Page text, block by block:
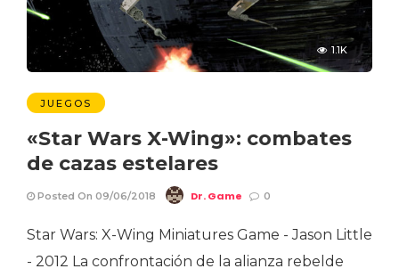
1.1K
JUEGOS
«Star Wars X-Wing»: combates
de cazas estelares
Posted On 09/06/2018 Dr. Game 0
Star Wars: X-Wing Miniatures Game - Jason Little
- 2012 La confrontación de la alianza rebelde